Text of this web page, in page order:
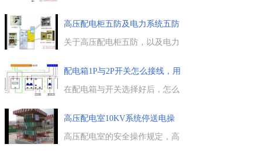
导线的分支连接，分主一个单股
铜线接头的接线图，有详细的接
线操作步骤，供大家学习参
高压配电柜五防及电力系统五防
各
关于高压配电柜五防，以及电力
关柜的五防也叫五防一通，是一
些防止电气误操作的装置，简称
为五防，来看下这五防的功
配电箱1P与2P开关怎么接线，用
汇流
在配电箱与开关选择好后，怎么
线，也就是配电箱1P与2P开关怎
么接线的问题，是电工施工人员
需要考虑的，有条件的话，可以
高压配电室10KV系统停送电操
作规
高压配电室的安全操作规定，高